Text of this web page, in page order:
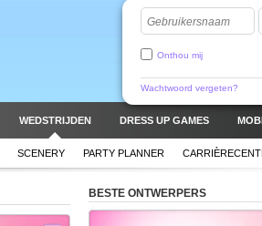
Gebruikersnaam
Onthou mij
Wachtwoord vergeten?
WEDSTRIJDEN DRESS UP GAMES
SCENERY PARTY PLANNER
BESTE ONTWERPERS